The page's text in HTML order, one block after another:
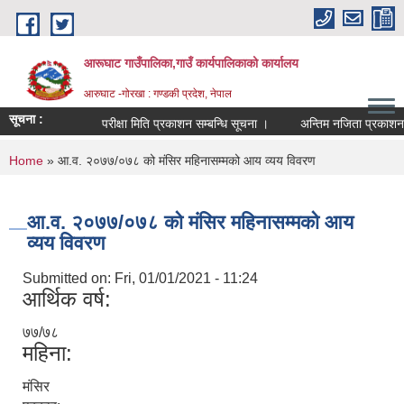
Skip to main content
आरूघाट गाउँपालिका,गाउँ कार्यपालिकाको कार्यालय
आरुघाट -गोरखा : गण्डकी प्रदेश, नेपाल
सूचना : परीक्षा मिति प्रकाशन सम्बन्धि सूचना । अन्तिम नजिता प्रकाशन
You are here
Home » आ.व. २०७७/०७८ को मंसिर महिनासम्मको आय व्यय विवरण
आ.व. २०७७/०७८ को मंसिर महिनासम्मको आय
व्यय विवरण
Submitted on: Fri, 01/01/2021 - 11:24
आर्थिक वर्ष:
७७/७८
महिना:
मंसिर